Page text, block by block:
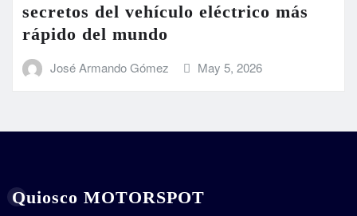
secretos del vehículo eléctrico más
rápido del mundo
José Armando Gómez May 5, 2026
Quiosco MOTORSPOT